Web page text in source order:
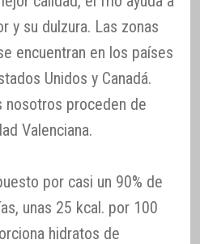
y su dulzura. Las zonas
encuentran en los países
Unidos y Canadá.
nosotros proceden de
Valenciana.
por casi un 90% de
unas 25 kcal. por 100
hidratos de